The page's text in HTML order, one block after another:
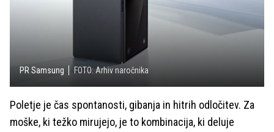
PR Samsung FOTO: Arhiv naročnika
Poletje je čas spontanosti, gibanja in hitrih odločitev. Za
moške, ki težko mirujejo, je to kombinacija, ki deluje